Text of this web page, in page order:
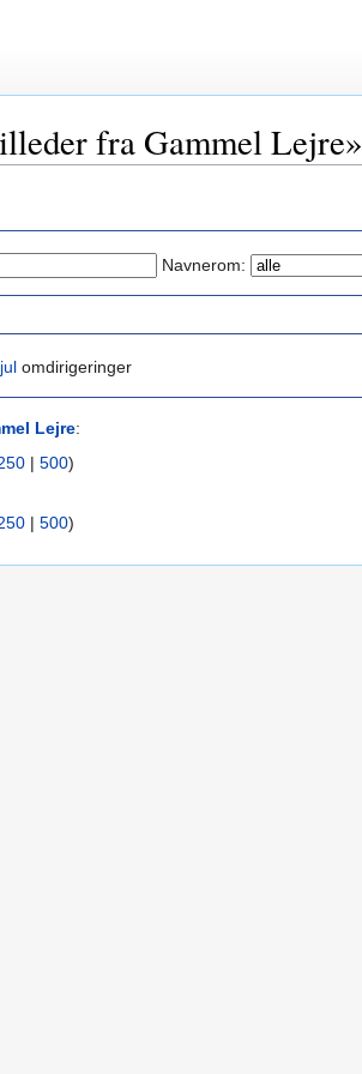
fra Gammel Lejre»
Navnerom:
omdirigeringer
Lejre:
| 500)
| 500)